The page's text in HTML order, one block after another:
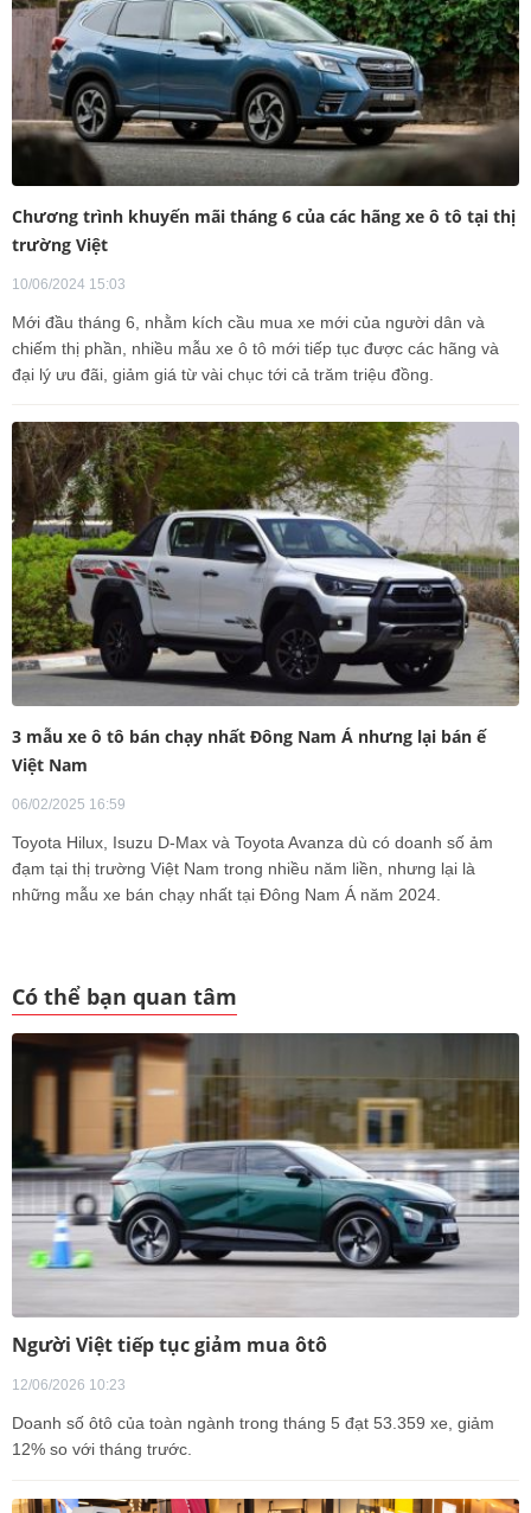
Chương trình khuyến mãi tháng 6 của các hãng xe ô tô tại thị
trường Việt
10/06/2024 15:03
Mới đầu tháng 6, nhằm kích cầu mua xe mới của người dân và
chiếm thị phần, nhiều mẫu xe ô tô mới tiếp tục được các hãng và
đại lý ưu đãi, giảm giá từ vài chục tới cả trăm triệu đồng.
3 mẫu xe ô tô bán chạy nhất Đông Nam Á nhưng lại bán ế
Việt Nam
06/02/2025 16:59
Toyota Hilux, Isuzu D-Max và Toyota Avanza dù có doanh số ảm
đạm tại thị trường Việt Nam trong nhiều năm liền, nhưng lại là
những mẫu xe bán chạy nhất tại Đông Nam Á năm 2024.
Có thể bạn quan tâm
Người Việt tiếp tục giảm mua ôtô
12/06/2026 10:23
Doanh số ôtô của toàn ngành trong tháng 5 đạt 53.359 xe, giảm
12% so với tháng trước.